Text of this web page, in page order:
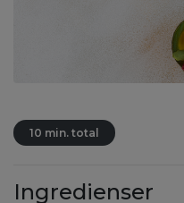
10 min. total
Ingredienser